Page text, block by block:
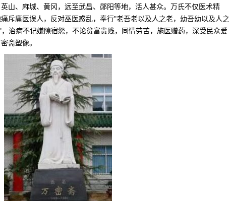
山、麻城、黄冈，远至武昌、郧阳等地，活人甚众。万氏不仅医术精
斥庸医误人，反对巫医惑乱，奉行"老吾老以及人之老，幼吾幼以及人之
治病不记嫌隙宿怨，不论贫富贵贱，同情劳苦，施医赠药，深受民众爱
斋塑像。